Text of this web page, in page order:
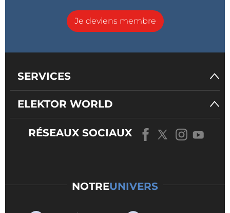
Je deviens membre
SERVICES
ELEKTOR WORLD
RÉSEAUX SOCIAUX
NOTREUNIVERS